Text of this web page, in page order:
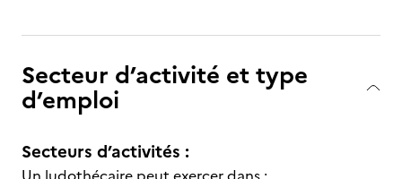
Secteur d’activité et type
d’emploi
Secteurs d’activités :